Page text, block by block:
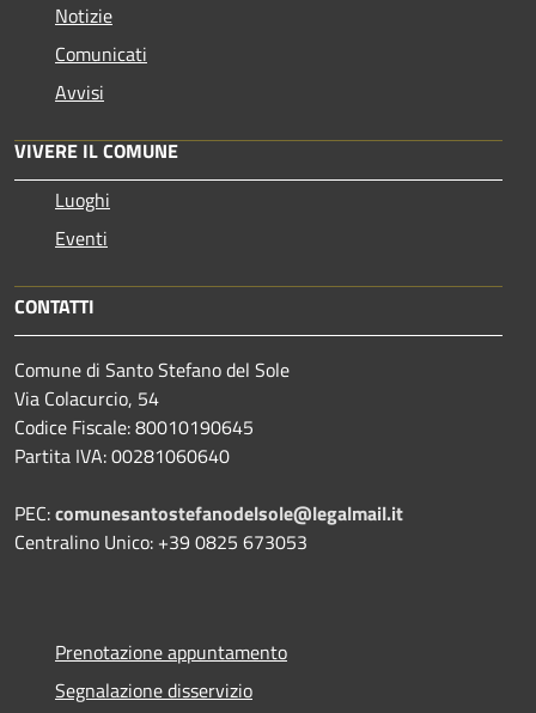
Notizie
Comunicati
Avvisi
VIVERE IL COMUNE
Luoghi
Eventi
CONTATTI
Comune di Santo Stefano del Sole
Via Colacurcio, 54
Codice Fiscale: 80010190645
Partita IVA: 00281060640
PEC:comunesantostefanodelsole@legalmail.it
Centralino Unico: +39 0825 673053
Prenotazione appuntamento
Segnalazione disservizio